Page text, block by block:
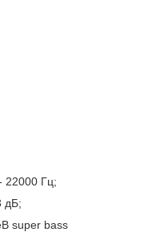
22000 Гц;
дБ;
super bass